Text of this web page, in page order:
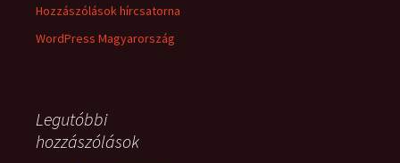
Hozzászólások hírcsatorna
WordPress Magyarország
Legutóbbi
hozzászólások